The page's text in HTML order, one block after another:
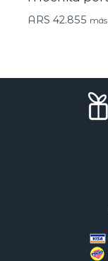
ARS 42.855